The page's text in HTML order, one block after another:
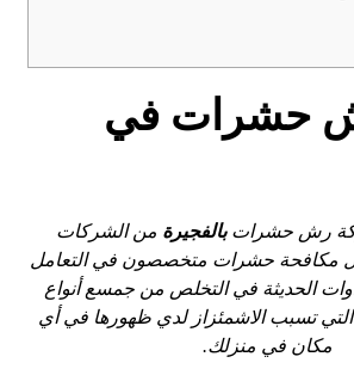
حشرات في
رش حشراتبالفجيرة من الشركات
مكافحة حشرات متخصصون في التعامل
الحديثة في التخلص من جمسع أنواع
التي تسبب الاشمئزاز لدي ظهورها في أي
مكان في منزلك.